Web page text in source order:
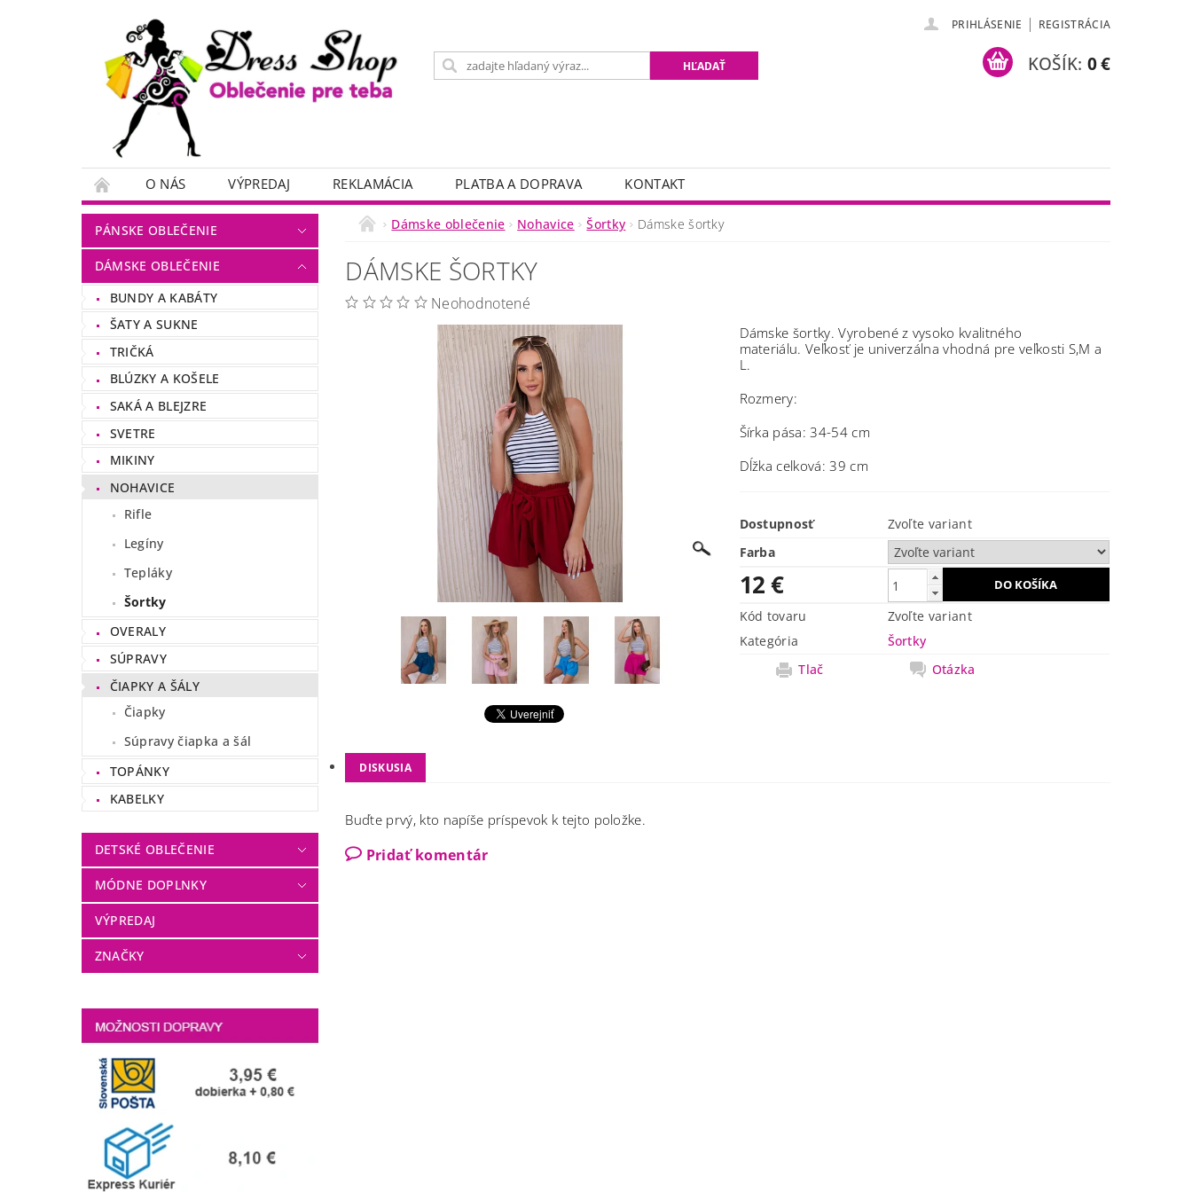
PRIHLÁSENIE | REGISTRÁCIA
KOŠÍK: 0 €
O NÁS VÝPREDAJ REKLAMÁCIA PLATBA A DOPRAVA KONTAKT
PÁNSKE OBLEČENIE
DÁMSKE OBLEČENIE
BUNDY A KABÁTY
ŠATY A SUKNE
TRIČKÁ
BLÚZKY A KOŠELE
SAKÁ A BLEJZRE
SVETRE
MIKINY
NOHAVICE
Rifle
Legíny
Tepláky
Šortky
OVERALY
SÚPRAVY
ČIAPKY A ŠÁLY
Čiapky
Súpravy čiapka a šál
TOPÁNKY
KABELKY
DETSKÉ OBLEČENIE
MÓDNE DOPLNKY
VÝPREDAJ
ZNAČKY
Dámske oblečenie Nohavice Šortky Dámske šortky
DÁMSKE ŠORTKY
Neohodnotené
Dámske šortky. Vyrobené z vysoko kvalitného
materiálu. Veľkosť je univerzálna vhodná pre veľkosti S,M a
L.
Rozmery:
Šírka pása: 34-54 cm
Dĺžka celková: 39 cm
Dostupnosť
Zvoľte variant
Farba
12 €
Kód tovaru
Zvoľte variant
Kategória
Šortky
Tlač
Otázka
DISKUSIA
Buďte prvý, kto napíše príspevok k tejto položke.
Pridať komentár